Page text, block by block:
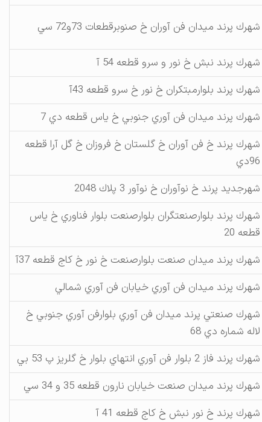
شهرك پرند ميدان فن آوران خ صنوبرقطعات 73و72 سي
شهرك پرند نبش خ نور و سرو قطعه 54 آ
شهرك پرند بلوارمبتكران خ نور خ سرو قطعه 43آ
شهرك پرند ميدان فن آوري جنوبي خ ياس قطعه دي 7
شهرك پرند خ فن آوران خ گلستان خ فروزان خ گل آرا قطعه
96دي
شهرجديد پرند خ نوآوران خ نوآور 3 پلاك 2048
شهرك پرند بلوارصنعتگران بلوارصنعت بلوار فناوري خ ياس
قطعه 20
شهرك پرند ميدان صنعت بلوارصنعت خ نور خ كاج قطعه 37آ
شهرك پرند ميدان فن آوري خيابان فن آوري شمالي
شهرك صنعتي پرند ميدان فن آوري بلوارفن آوري جنوبي خ
لاله شماره دي 68
شهرك پرند فاز 2 بلوار فن آوري انتهاي بلوار خ گلريز پ 53 بي
شهرك پرند ميدان صنعت خيابان نارون قطعه 35 و 34 سي
شهرك پرند خ نور نبش خ كاج قطعه 41 آ